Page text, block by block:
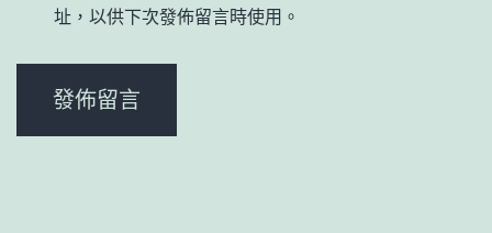
址，以供下次發佈留言時使用。